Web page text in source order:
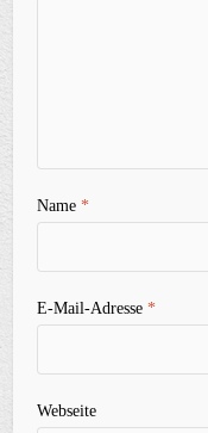
Name*
E-Mail-Adresse*
Webseite